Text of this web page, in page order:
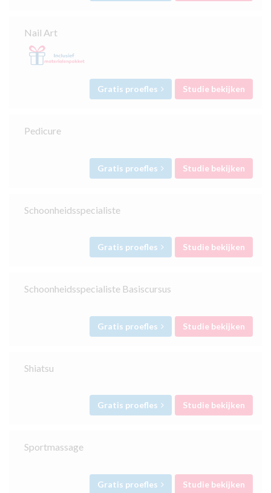
Nail Art
Gratis proefles Studie bekijken
Pedicure
Gratis proefles Studie bekijken
Schoonheidsspecialiste
Gratis proefles Studie bekijken
Schoonheidsspecialiste Basiscursus
Gratis proefles Studie bekijken
Shiatsu
Gratis proefles Studie bekijken
Sportmassage
Gratis proefles Studie bekijken